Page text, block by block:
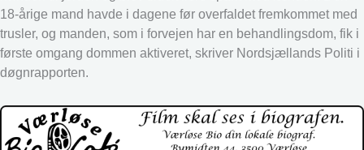
18-årige mand havde i dagene før overfaldet fremkommet med
trusler, og manden, som i forvejen har en behandlingsdom, fik i
første omgang dommen aktiveret, skriver Nordsjællands Politi i
døgnrapporten.